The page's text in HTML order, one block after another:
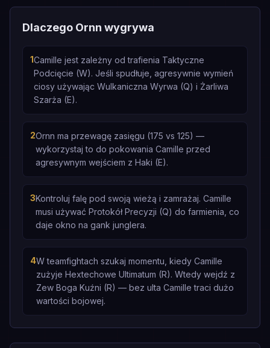
Dlaczego Ornn wygrywa
1Camille jest zależny od trafienia Taktyczne
Podcięcie (W). Jeśli spudłuje, agresywnie wymień
ciosy używając Wulkaniczna Wyrwa (Q) i Żarliwa
Szarża (E).
2Ornn ma przewagę zasięgu (175 vs 125) —
wykorzystaj to do pokowania Camille przed
agresywnym wejściem z Haki (E).
3Kontroluj falę pod swoją wieżą i zamrażaj. Camille
musi używać Protokół Precyzji (Q) do farmienia, co
daje okno na gank junglera.
4W teamfightach szukaj momentu, kiedy Camille
zużyje Hextechowe Ultimatum (R). Wtedy wejdź z
Zew Boga Kuźni (R) — bez ulta Camille traci dużo
wartości bojowej.